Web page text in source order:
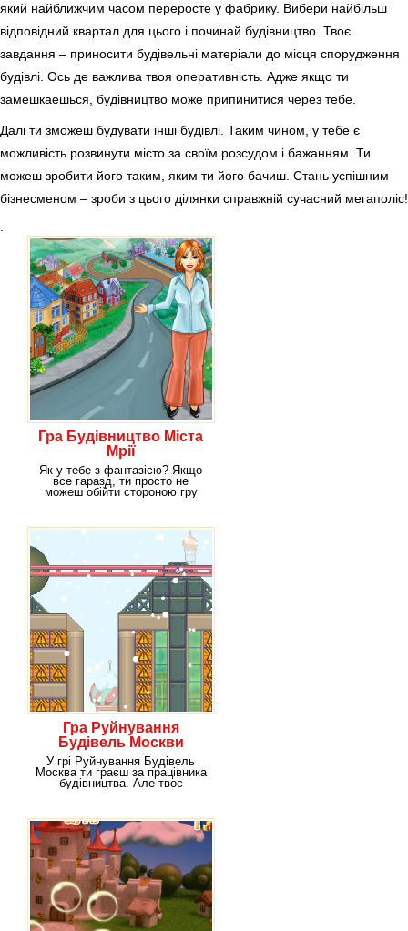
який найближчим часом переросте у фабрику. Вибери найбільш
відповідний квартал для цього і починай будівництво. Твоє
завдання – приносити будівельні матеріали до місця спорудження
будівлі. Ось де важлива твоя оперативність. Адже якщо ти
замешкаешься, будівництво може припинитися через тебе.
Далі ти зможеш будувати інші будівлі. Таким чином, у тебе є
можливість розвинути місто за своїм розсудом і бажанням. Ти
можеш зробити його таким, яким ти його бачиш. Стань успішним
бізнесменом – зроби з цього ділянки справжній сучасний мегаполіс!
Гра Будівництво Міста
Мрії
Як у тебе з фантазією? Якщо
все гаразд, ти просто не
можеш обійти стороною гру
Гра Руйнування
Будівель Москви
У грі Руйнування Будівель
Москва ти граєш за працівника
будівництва. Але твоє